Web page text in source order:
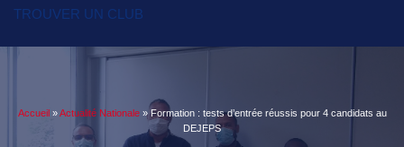
TROUVER UN CLUB
Accueil »Actualité Nationale» Formation : tests d’entrée réussis pour 4 candidats au
DEJEPS